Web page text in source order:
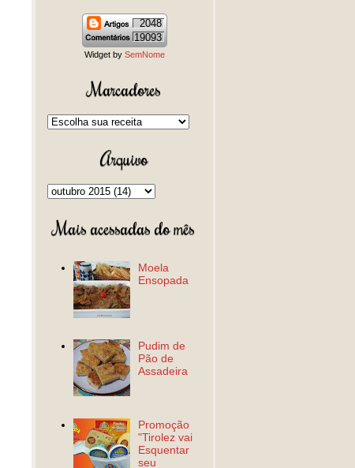
2048
19093
Widget by SemNome
Marcadores
Arquivo
Mais acessadas do mês
Moela
Ensopada
Pudim de
Pão de
Assadeira
Promoção
"Tirolez vai
Esquentar
seu